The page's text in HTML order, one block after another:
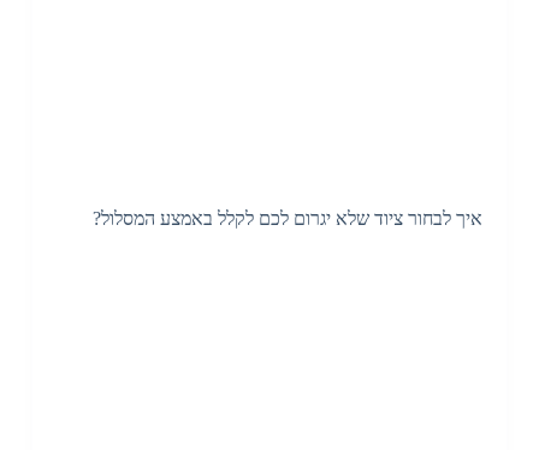
איך לבחור ציוד שלא יגרום לכם לקלל באמצע המסלול?